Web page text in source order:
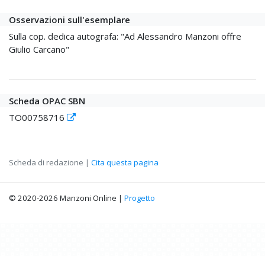
Osservazioni sull'esemplare
Sulla cop. dedica autografa: "Ad Alessandro Manzoni offre
Giulio Carcano"
Scheda OPAC SBN
TO00758716
Scheda di redazione | Cita questa pagina
© 2020-2026 Manzoni Online | Progetto